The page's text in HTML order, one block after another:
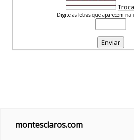
Digite as letras que aparecem na
montesclaros.com